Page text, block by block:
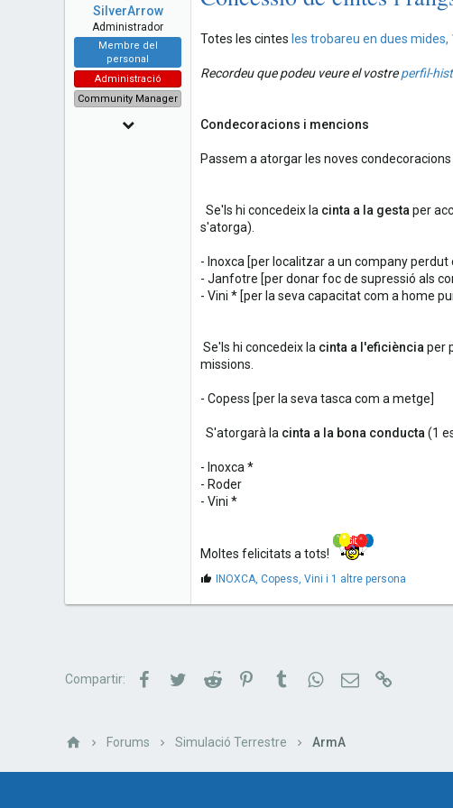
t
r
e
SilverArrow
Administrador
Membre del
personal
Administració
Community Manager
Totes les cintes les trobareu en dues mides,
Recordeu que podeu veure el vostreperfil-
Condecoracions i mencions
Passem a atorgar les noves
Se'ls hi concedeix la cinta a la gestaper
s'atorga).
- Inoxca [per localitzar a un company
- Janfotre [per donar foc de supressió als
- Vini * [per la seva capacitat com a home
Se'ls hi concedeix la cinta a l'eficiènciaper
missions.
- Copess [per la seva tasca com a metge]
S'atorgarà la cinta a la bona conducta(1
- Inoxca *
- Roder
- Vini *
Moltes felicitats a tots!
M
a
e
INOXCA,Copess,Vini i 1 altre persona
Compartir: FacebookTwitterReddit PinterestTumblrWhatsAppCorreu electrònic
Forums Simulació Terrestre ArmA